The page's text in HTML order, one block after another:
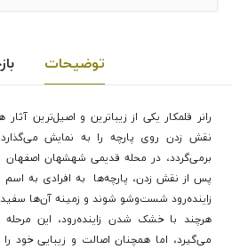
توضیحات
رانر قلمکار یکی از زیباترین و اصیل‌ترین
نقش زدن روی پارچه را به نمایش
برمی‌گردد، در محله قدیمی شهشهان
پس از نقش زدن، پارچه‌ها به افرادی به اسم
زاینده‌رود شست‌وشو شوند و زمینه آن‌ها سفید
هرچند با خشک شدن زاینده‌رود، این مرحله
می‌گیرد، اما همچنان اصالت و زیبایی خود